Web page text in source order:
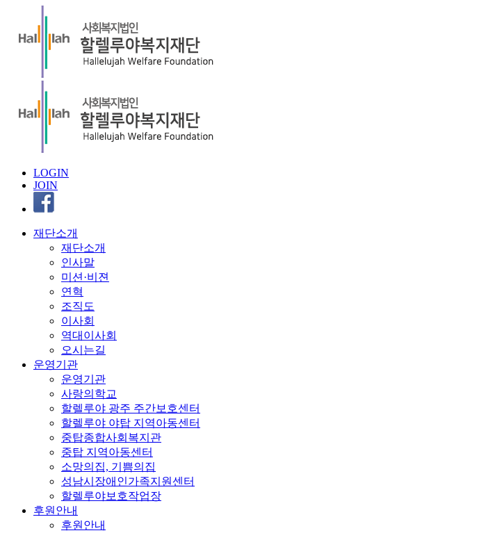
LOGIN
JOIN
재단소개
재단소개
인사말
미션·비젼
연혁
조직도
이사회
역대이사회
오시는길
운영기관
운영기관
사랑의학교
할렐루야 광주 주간보호센터
할렐루야 야탑 지역아동센터
중탑종합사회복지관
중탑 지역아동센터
소망의집, 기쁨의집
성남시장애인가족지원센터
할렐루야보호작업장
후원안내
후원안내